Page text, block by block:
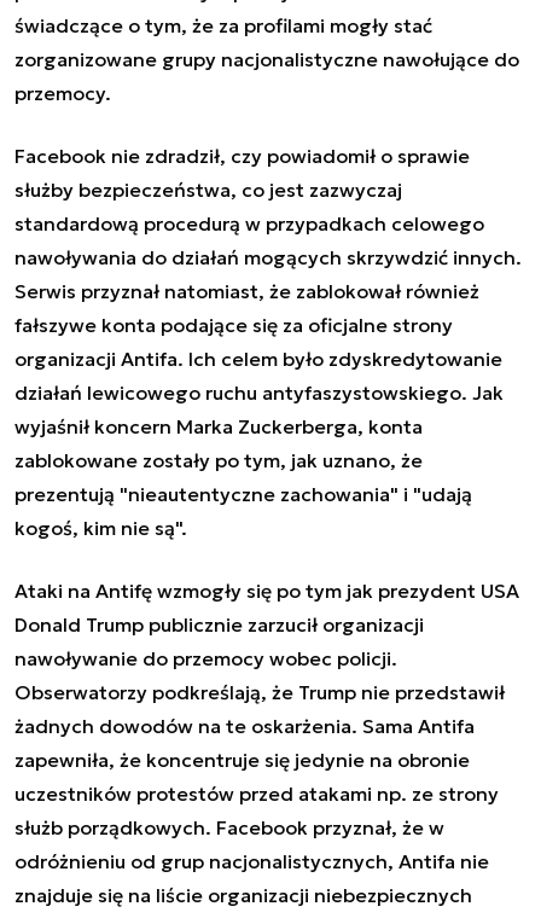
świadczące o tym, że za profilami mogły stać
zorganizowane grupy nacjonalistyczne nawołujące do
przemocy.
Facebook nie zdradził, czy powiadomił o sprawie
służby bezpieczeństwa, co jest zazwyczaj
standardową procedurą w przypadkach celowego
nawoływania do działań mogących skrzywdzić innych.
Serwis przyznał natomiast, że zablokował również
fałszywe konta podające się za oficjalne strony
organizacji Antifa. Ich celem było zdyskredytowanie
działań lewicowego ruchu antyfaszystowskiego. Jak
wyjaśnił koncern Marka Zuckerberga, konta
zablokowane zostały po tym, jak uznano, że
prezentują "nieautentyczne zachowania" i "udają
kogoś, kim nie są".
Ataki na Antifę wzmogły się po tym jak prezydent USA
Donald Trump publicznie zarzucił organizacji
nawoływanie do przemocy wobec policji.
Obserwatorzy podkreślają, że Trump nie przedstawił
żadnych dowodów na te oskarżenia. Sama Antifa
zapewniła, że koncentruje się jedynie na obronie
uczestników protestów przed atakami np. ze strony
służb porządkowych. Facebook przyznał, że w
odróżnieniu od grup nacjonalistycznych, Antifa nie
znajduje się na liście organizacji niebezpiecznych